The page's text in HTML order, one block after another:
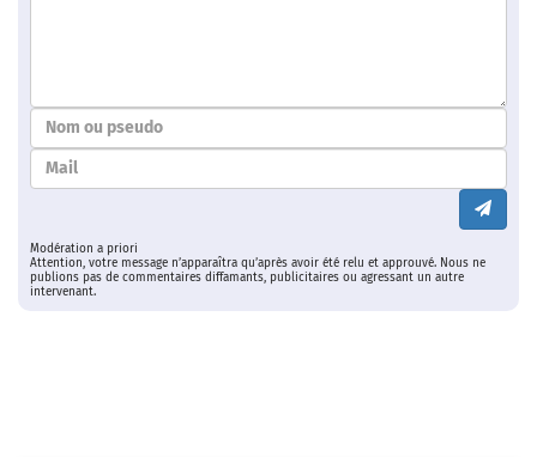
Modération a priori
Attention, votre message n’apparaîtra qu’après avoir été relu et approuvé. Nous ne
publions pas de commentaires diffamants, publicitaires ou agressant un autre
intervenant.